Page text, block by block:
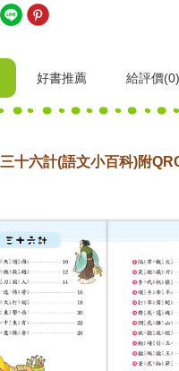
好書推薦 給評價(0)
三十六計(語文小百科)附